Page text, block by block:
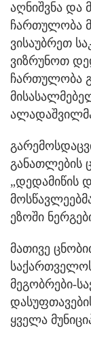
აღნიშვნა და
ჩართულობა
ვისაუბრეთ
ვიზრუნოთ
ჩართულობა
განათლების
„დედამიწის
ეზოში
მათივე
მეგობრები-
ყველა